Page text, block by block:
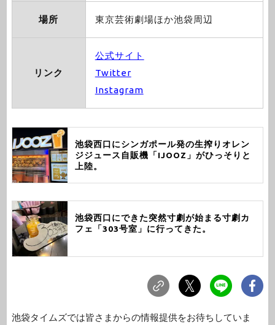
場所 東京芸術劇場ほか池袋周辺
リンク
公式サイト
Twitter
Instagram
池袋西口にシンガポール発の生搾りオレン
ジジュース自販機「IJOOZ」がひっそりと
上陸。
池袋西口にできた突然寸劇が始まる寸劇カ
フェ「303号室」に行ってきた。
池袋タイムズでは皆さまからの情報提供をお待ちしていま